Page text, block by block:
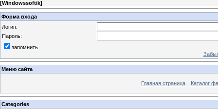
[Windowssoftik]
Форма входа
Логин:
Пароль:
запомнить
Меню сайта
Главная страница Каталог
Categories